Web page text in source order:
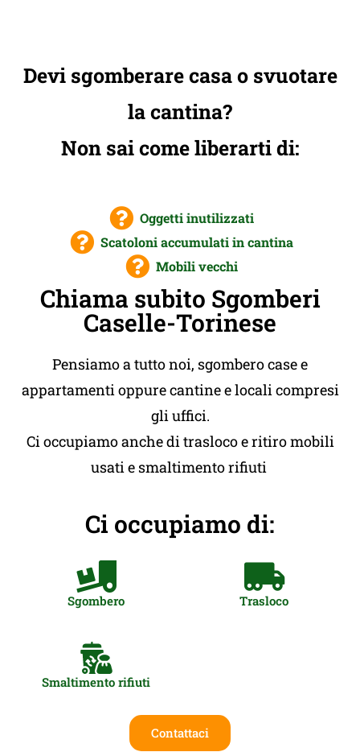
Devi sgomberare casa o svuotare
la cantina?
Non sai come liberarti di:
Oggetti inutilizzati
Scatoloni accumulati in cantina
Mobili vecchi
Chiama subito Sgomberi
Caselle-Torinese
Pensiamo a tutto noi, sgombero case e
appartamenti oppure cantine e locali compresi
gli uffici.
Ci occupiamo anche di trasloco e ritiro mobili
usati e smaltimento rifiuti
Ci occupiamo di:
Sgombero Trasloco
Smaltimento rifiuti
Contattaci